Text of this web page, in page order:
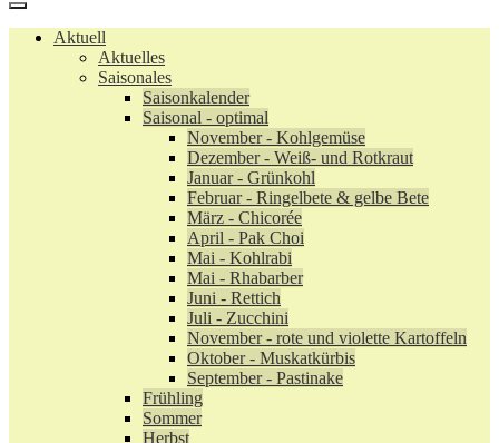
Aktuell
Aktuelles
Saisonales
Saisonkalender
Saisonal - optimal
November - Kohlgemüse
Dezember - Weiß- und Rotkraut
Januar - Grünkohl
Februar - Ringelbete & gelbe Bete
März - Chicorée
April - Pak Choi
Mai - Kohlrabi
Mai - Rhabarber
Juni - Rettich
Juli - Zucchini
November - rote und violette Kartoffeln
Oktober - Muskatkürbis
September - Pastinake
Frühling
Sommer
Herbst